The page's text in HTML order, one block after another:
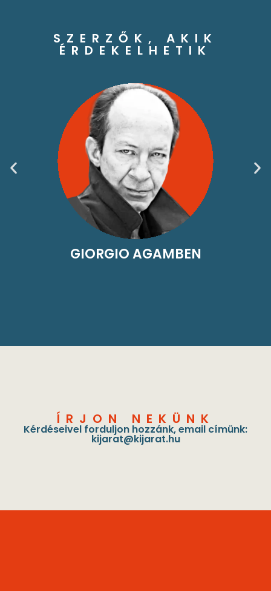
SZERZŐK, AKIK
ÉRDEKELHETIK
GIORGIO AGAMBEN
ÍRJON NEKÜNK
Kérdéseivel forduljon hozzánk, email címünk:
kijarat@kijarat.hu